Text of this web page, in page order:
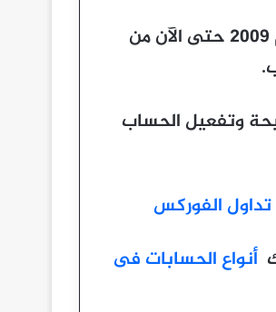
التي تعمل في سوق التداول من عام 2009 حتى الآن من
وتفعيل الحساب
تداول الفوركس
أنواع الحسابات فى